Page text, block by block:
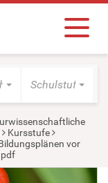
Schulstufe
Kursstufe
vor